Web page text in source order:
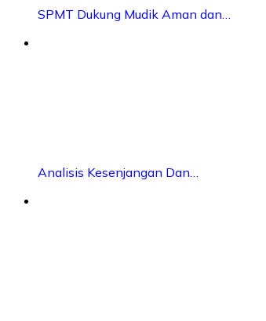
SPMT Dukung Mudik Aman dan…
Analisis Kesenjangan Dan…